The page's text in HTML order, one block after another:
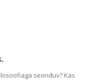
seonduv? Kas